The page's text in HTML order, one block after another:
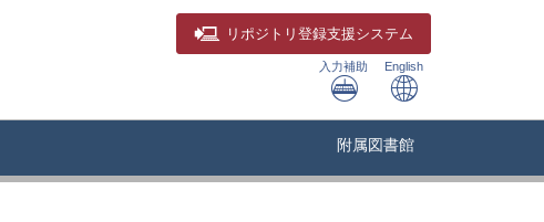
リポジトリ 登録支援システム
入力補助 English
附属図書館